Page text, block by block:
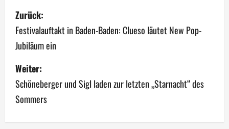
B
e
i
t
r
a
Zurück:
Festivalauftakt in Baden-Baden: Clueso läutet New Pop-
Jubiläum ein
Weiter:
Schöneberger und Sigl laden zur letzten „Starnacht“ des
Sommers